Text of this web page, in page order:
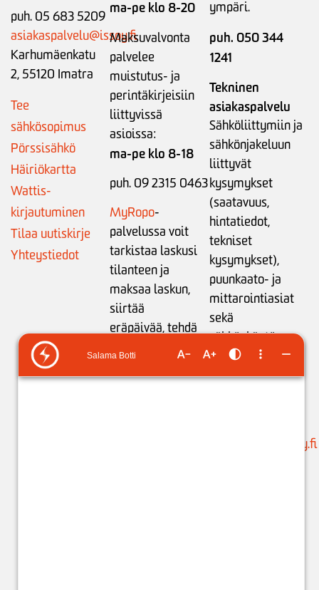
puh. 05 683 5209
asiakaspalvelu@issoy.fi
Karhumäenkatu
2, 55120 Imatra
Tee
sähkösopimus
Pörssisähkö
Häiriökartta
Wattis-
kirjautuminen
Tilaa uutiskirje
Yhteystiedot
ma-pe klo 8-20
Maksuvalvonta
palvelee
muistutus- ja
perintäkirjeisiin
liittyvissä
asioissa:
ma-pe klo 8-18
puh. 09 2315 0463
MyRopo-
palvelussa voit
tarkistaa laskusi
tilanteen ja
maksaa laskun,
siirtää
eräpäivää,tehdä
maksusuunnitelman
tilinumeron
ympäri.
puh. 050 344
1241
Tekninen
asiakaspalvelu
Sähköliittymiin ja
sähkönjakeluun
liittyvät
kysymykset
(saatavuus,
hintatiedot,
tekniset
kysymykset),
puunkaato- ja
mittarointiasiat
sekä
sähkönkäytön
neuvonta:
ma-pe klo 9-15
suunnittelu@issoy.fi